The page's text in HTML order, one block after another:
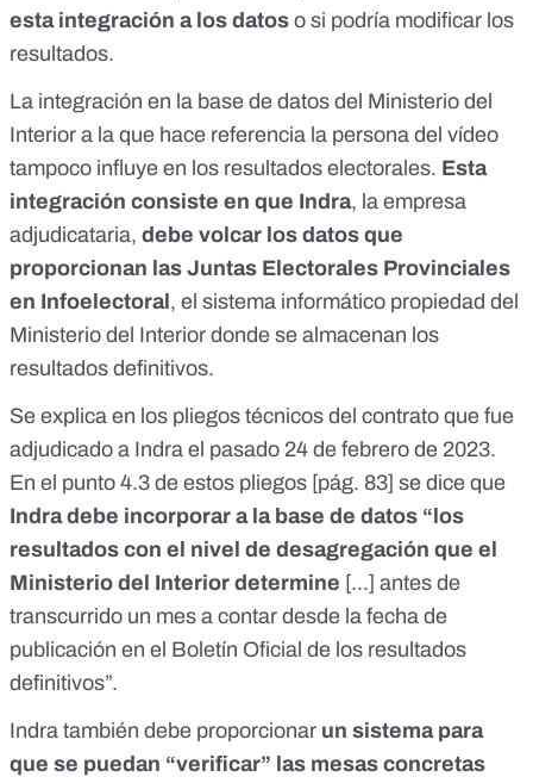
esta integración a los datos o si podría modificar los
resultados.
La integración en la base de datos del Ministerio del
Interior a la que hace referencia la persona del vídeo
tampoco influye en los resultados electorales. Esta
integración consiste en que Indra, la empresa
adjudicataria, debe volcar los datos que
proporcionan las Juntas Electorales Provinciales
en Infoelectoral, el sistema informático propiedad del
Ministerio del Interior donde se almacenan los
resultados definitivos.
Se explica en los pliegos técnicos del contrato que fue
adjudicado a Indra el pasado 24 de febrero de 2023.
En el punto 4.3 de estos pliegos [pág. 83] se dice que
Indra debe incorporar a la base de datos “los
resultados con el nivel de desagregación que el
Ministerio del Interior determine [...] antes de
transcurrido un mes a contar desde la fecha de
publicación en el Boletín Oficial de los resultados
definitivos”.
Indra también debe proporcionar un sistema para
que se puedan “verificar” las mesas concretas